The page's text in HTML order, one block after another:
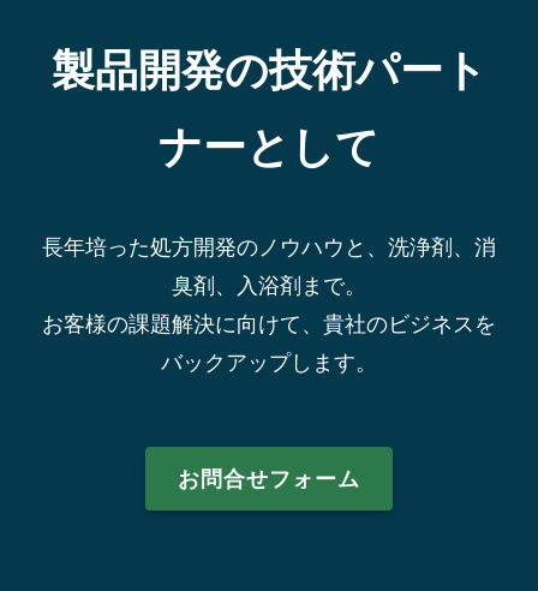
製品開発の技術パート
ナーとして
長年培った処方開発のノウハウと、洗浄剤、消
臭剤、入浴剤まで。
お客様の課題解決に向けて、貴社のビジネスを
バックアップします。
お問合せフォーム